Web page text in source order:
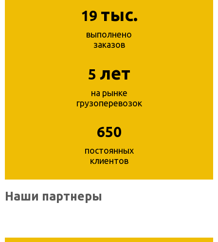
19 тыс.
выполнено
заказов
5 лет
на рынке
грузоперевозок
650
постоянных
клиентов
Наши партнеры